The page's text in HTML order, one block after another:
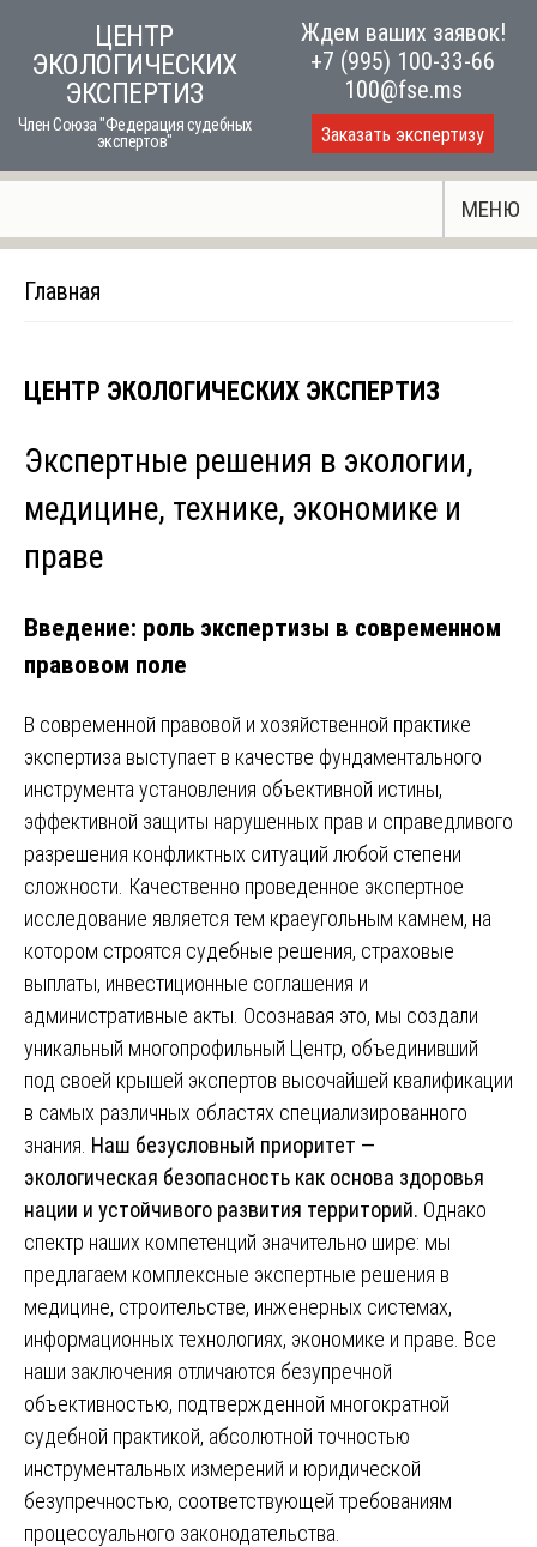
content
ЦЕНТР
ЭКОЛОГИЧЕСКИХ
ЭКСПЕРТИЗ
Член Союза "Федерация судебных
экспертов"
Ждем ваших заявок!
+7 (995) 100-33-66
100@fse.ms
Заказать экспертизу
МЕНЮ
Главная
ЦЕНТР ЭКОЛОГИЧЕСКИХ ЭКСПЕРТИЗ
Экспертные решения в экологии,
медицине, технике, экономике и
праве
Введение: роль экспертизы в современном
правовом поле
В современной правовой и хозяйственной практике
экспертиза выступает в качестве фундаментального
инструмента установления объективной истины,
эффективной защиты нарушенных прав и справедливого
разрешения конфликтных ситуаций любой степени
сложности. Качественно проведенное экспертное
исследование является тем краеугольным камнем, на
котором строятся судебные решения, страховые
выплаты, инвестиционные соглашения и
административные акты. Осознавая это, мы создали
уникальный многопрофильный Центр, объединивший
под своей крышей экспертов высочайшей квалификации
в самых различных областях специализированного
знания. Наш безусловный приоритет —
экологическая безопасность как основа здоровья
нации и устойчивого развития территорий. Однако
спектр наших компетенций значительно шире: мы
предлагаем комплексные экспертные решения в
медицине, строительстве, инженерных системах,
информационных технологиях, экономике и праве. Все
наши заключения отличаются безупречной
объективностью, подтвержденной многократной
судебной практикой, абсолютной точностью
инструментальных измерений и юридической
безупречностью, соответствующей требованиям
процессуального законодательства.